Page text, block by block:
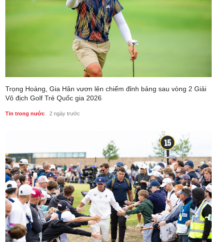
Trọng Hoàng, Gia Hân vươn lên chiếm đỉnh bảng sau vòng 2 Giải
Vô địch Golf Trẻ Quốc gia 2026
Tin trong nước 2 ngày trước